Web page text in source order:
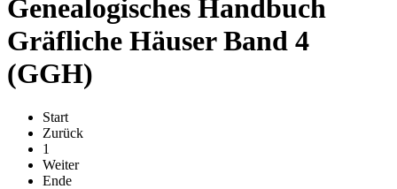
Genealogisches Handbuch
Gräfliche Häuser Band 4
(GGH)
Start
Zurück
1
Weiter
Ende